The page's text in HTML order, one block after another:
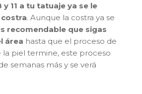
y 11 a tu tatuaje ya se le
. Aunque la costra ya se
recomendable que sigas
área hasta que el proceso de
la piel termine, este proceso
semanas más y se verá